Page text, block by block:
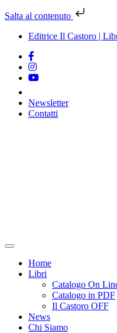
Salta al contenuto
Editrice Il Castoro |
Newsletter
Contatti
Home
Libri
Catalogo On
Catalogo in PDF
Il Castoro OFF
News
Chi Siamo